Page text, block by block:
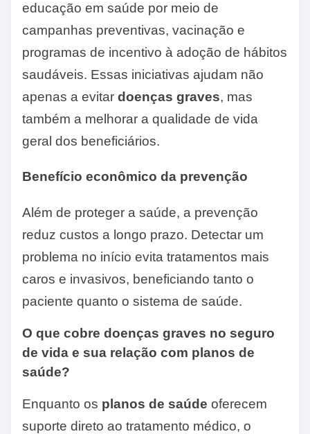
educação em saúde por meio de
campanhas preventivas, vacinação e
programas de incentivo à adoção de hábitos
saudáveis. Essas iniciativas ajudam não
apenas a evitar doenças graves, mas
também a melhorar a qualidade de vida
geral dos beneficiários.
Benefício econômico da prevenção
Além de proteger a saúde, a prevenção
reduz custos a longo prazo. Detectar um
problema no início evita tratamentos mais
caros e invasivos, beneficiando tanto o
paciente quanto o sistema de saúde.
O que cobre doenças graves no seguro
de vida e sua relação com planos de
saúde?
Enquanto os planos de saúde oferecem
suporte direto ao tratamento médico, o